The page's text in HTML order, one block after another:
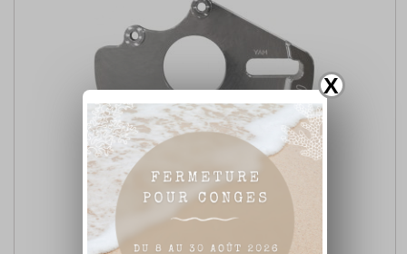
X
PROTECTION DE DISQUE XRW YFZ 450-R